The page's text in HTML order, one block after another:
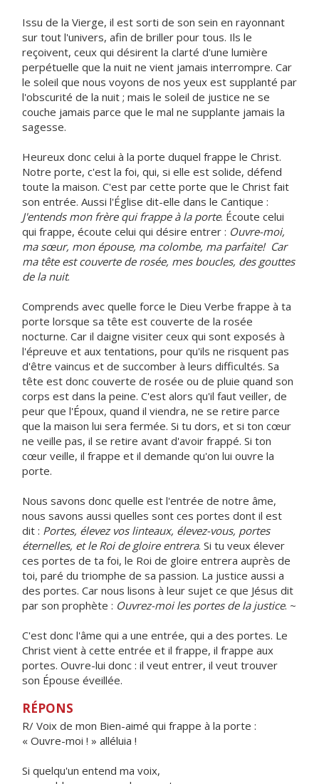
Issu de la Vierge, il est sorti de son sein en rayonnant
sur tout l'univers, afin de briller pour tous. Ils le
reçoivent, ceux qui désirent la clarté d'une lumière
perpétuelle que la nuit ne vient jamais interrompre. Car
le soleil que nous voyons de nos yeux est supplanté par
l'obscurité de la nuit ; mais le soleil de justice ne se
couche jamais parce que le mal ne supplante jamais la
sagesse.
Heureux donc celui à la porte duquel frappe le Christ.
Notre porte, c'est la foi, qui, si elle est solide, défend
toute la maison. C'est par cette porte que le Christ fait
son entrée. Aussi l'Église dit-elle dans le Cantique :
J'entends mon frère qui frappe à la porte. Écoute celui
qui frappe, écoute celui qui désire entrer : Ouvre-moi,
ma sœur, mon épouse, ma colombe, ma parfaite! Car
ma tête est couverte de rosée, mes boucles, des gouttes
de la nuit.
Comprends avec quelle force le Dieu Verbe frappe à ta
porte lorsque sa tête est couverte de la rosée
nocturne. Car il daigne visiter ceux qui sont exposés à
l'épreuve et aux tentations, pour qu'ils ne risquent pas
d'être vaincus et de succomber à leurs difficultés. Sa
tête est donc couverte de rosée ou de pluie quand son
corps est dans la peine. C'est alors qu'il faut veiller, de
peur que l'Époux, quand il viendra, ne se retire parce
que la maison lui sera fermée. Si tu dors, et si ton cœur
ne veille pas, il se retire avant d'avoir frappé. Si ton
cœur veille, il frappe et il demande qu'on lui ouvre la
porte.
Nous savons donc quelle est l'entrée de notre âme,
nous savons aussi quelles sont ces portes dont il est
dit : Portes, élevez vos linteaux, élevez-vous, portes
éternelles, et le Roi de gloire entrera. Si tu veux élever
ces portes de ta foi, le Roi de gloire entrera auprès de
toi, paré du triomphe de sa passion. La justice aussi a
des portes. Car nous lisons à leur sujet ce que Jésus dit
par son prophète : Ouvrez-moi les portes de la justice. ~
C'est donc l'âme qui a une entrée, qui a des portes. Le
Christ vient à cette entrée et il frappe, il frappe aux
portes. Ouvre-lui donc : il veut entrer, il veut trouver
son Épouse éveillée.
RÉPONS
R/ Voix de mon Bien-aimé qui frappe à la porte :
« Ouvre-moi ! » alléluia !
Si quelqu'un entend ma voix,